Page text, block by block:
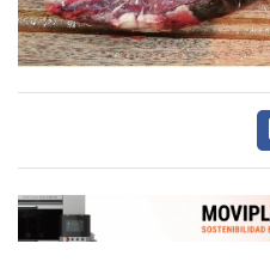
PREMIO
SERVICIOS